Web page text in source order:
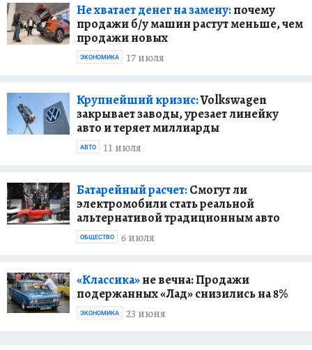
Не хватает денег на замену:почему
продажи б/у машин растут меньше, чем
продажи новых
17 июля
ЭКОНОМИКА
Крупнейший кризис:Volkswagen
закрывает заводы, урезает линейку
авто и теряет миллиарды
11 июля
АВТО
Батарейный расчет:Смогут ли
электромобили стать реальной
альтернативой традиционным авто
6 июля
ОБЩЕСТВО
«Классика»не вечна: Продажи
подержанных «Лад» снизились на 8%
23 июня
ЭКОНОМИКА